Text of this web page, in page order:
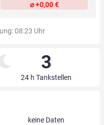
⌀ +0,00 €
08:23 Uhr
3
24 h Tankstellen
keine Daten